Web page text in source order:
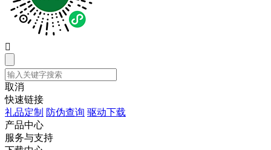

取消
快速链接
礼品定制 防伪查询 驱动下载
产品中心
服务与支持